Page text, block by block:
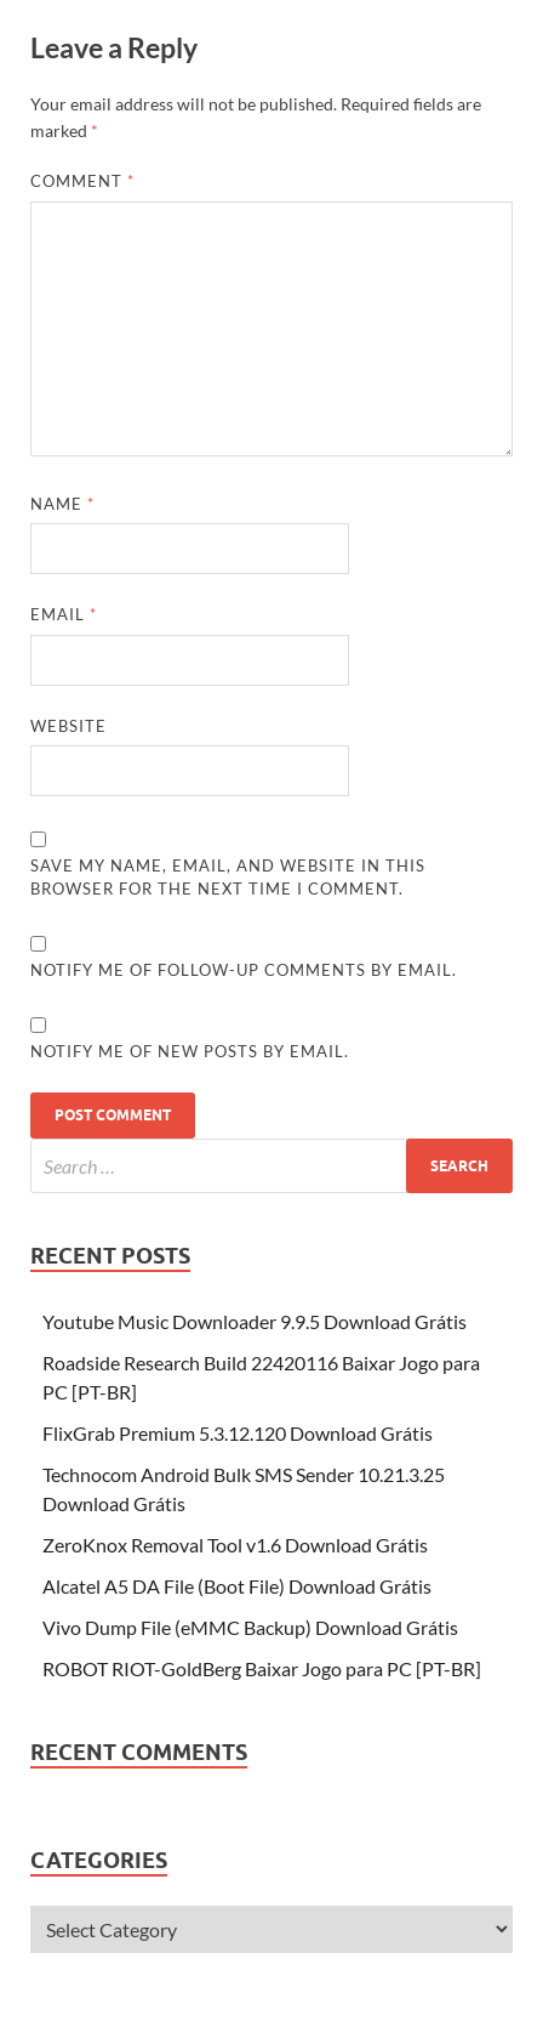
Leave a Reply
Your email address will not be published. Required fields are
marked *
COMMENT *
NAME *
EMAIL *
WEBSITE
SAVE MY NAME, EMAIL, AND WEBSITE IN THIS
BROWSER FOR THE NEXT TIME I COMMENT.
NOTIFY ME OF FOLLOW-UP COMMENTS BY EMAIL.
NOTIFY ME OF NEW POSTS BY EMAIL.
RECENT POSTS
Youtube Music Downloader 9.9.5 Download Grátis
Roadside Research Build 22420116 Baixar Jogo para
PC [PT-BR]
FlixGrab Premium 5.3.12.120 Download Grátis
Technocom Android Bulk SMS Sender 10.21.3.25
Download Grátis
ZeroKnox Removal Tool v1.6 Download Grátis
Alcatel A5 DA File (Boot File) Download Grátis
Vivo Dump File (eMMC Backup) Download Grátis
ROBOT RIOT-GoldBerg Baixar Jogo para PC [PT-BR]
RECENT COMMENTS
CATEGORIES